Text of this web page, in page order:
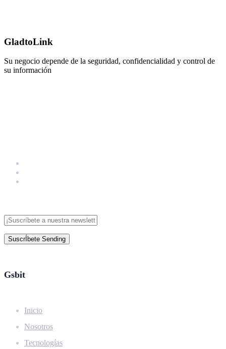
GladtoLink
Su negocio depende de la seguridad, confidencialidad y control de
su información
SuscrÍbete Sending
Gsbit
Inicio
Nosotros
Tecnologías